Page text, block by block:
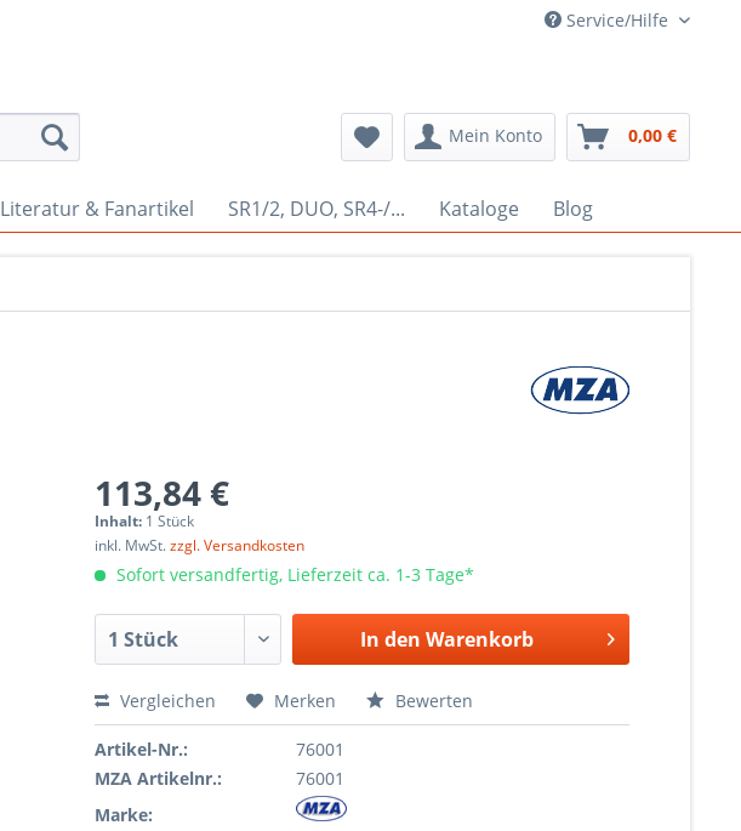
Service/Hilfe
Mein Konto 0,00 €
Literatur & Fanartikel SR1/2, DUO, SR4-/... Kataloge Blog
113,84 €
Inhalt: 1 Stück
inkl. MwSt.zzgl. Versandkosten
Sofort versandfertig, Lieferzeit ca. 1-3 Tage*
In den Warenkorb
Vergleichen Merken Bewerten
Artikel-Nr.:
76001
MZA Artikelnr.:
76001
Marke: